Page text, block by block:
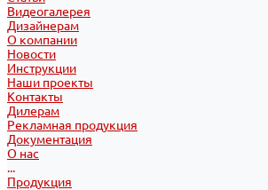
Видеогалерея
Дизайнерам
О компании
Новости
Инструкции
Наши проекты
Контакты
Дилерам
Рекламная продукция
Документация
О нас
...
Продукция